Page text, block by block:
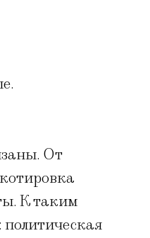
От
К таким